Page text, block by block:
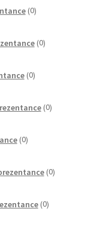
0izdelkov
0izdelkov
0izdelkov
0izdelkov
0izdelkov
0izdelkov
0izdelkov